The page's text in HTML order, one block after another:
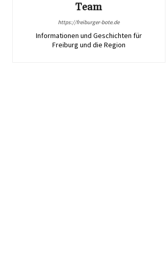
Team
https://freiburger-bote.de
Informationen und Geschichten für
Freiburg und die Region